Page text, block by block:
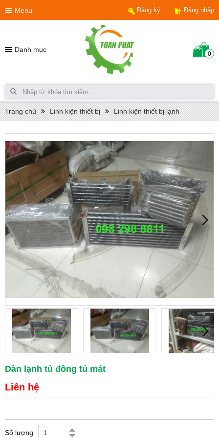
Menu Đăng ký Đăng nhập
Danh mục
0
Trang chủ Linh kiện thiết bị Linh kiện thiết bị lạnh
Dàn lạnh tủ đông tủ mát
Liên hệ
Số lượng